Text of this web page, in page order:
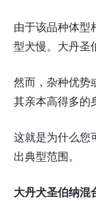
由于该品种体型
型犬慢。大丹圣
然而，杂种优势
其亲本高得多的
这就是为什么您
出典型范围。
大丹犬圣伯纳混